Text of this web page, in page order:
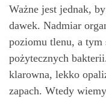
Ważne jest jednak,
dawek. Nadmiar
poziomu tlenu, a tym
pożytecznych
klarowna, lekko
zapach. Wtedy